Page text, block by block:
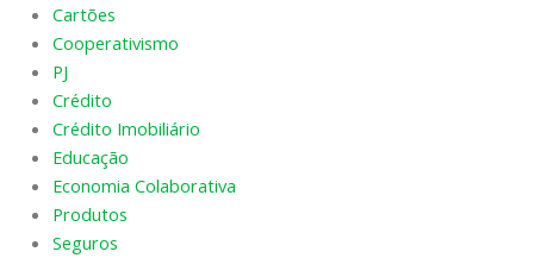
Cartões
Cooperativismo
PJ
Crédito
Crédito Imobiliário
Educação
Economia Colaborativa
Produtos
Seguros